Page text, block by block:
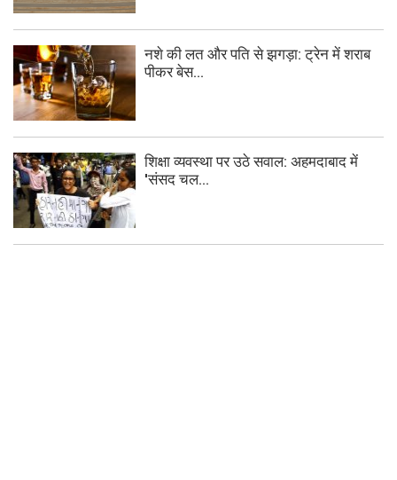
नशे की लत और पति से झगड़ा: ट्रेन में शराब
पीकर बेस...
शिक्षा व्यवस्था पर उठे सवाल: अहमदाबाद में
'संसद चल...